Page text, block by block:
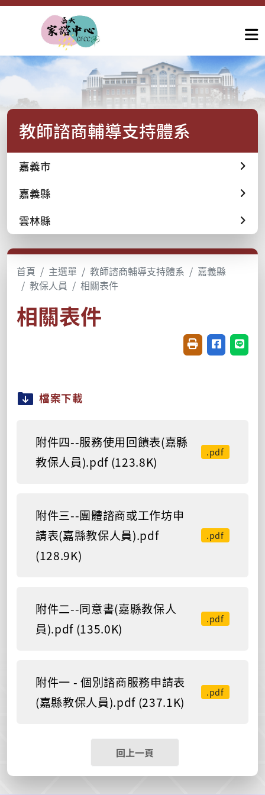
教師諮商輔導支持體系
嘉義市
嘉義縣
雲林縣
首頁 主選單 教師諮商輔導支持體系
嘉義縣
教保人員
相關表件
相關表件
友善列印(開新視
分享至臉書
分享
檔案下載
附件四--服務使用回饋表(嘉縣
教保人員).pdf (123.8K)
.pdf
附件三--團體諮商或工作坊申
請表(嘉縣教保人員).pdf
(128.9K)
.pdf
附件二--同意書(嘉縣教保人
員).pdf (135.0K)
.pdf
附件一 - 個別諮商服務申請表
(嘉縣教保人員).pdf (237.1K)
.pdf
回上一頁